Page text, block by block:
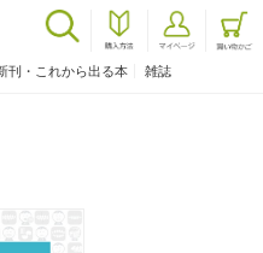
刊・これから出る本 雑誌